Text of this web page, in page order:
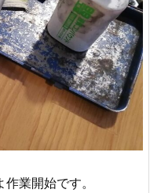
業開始です。